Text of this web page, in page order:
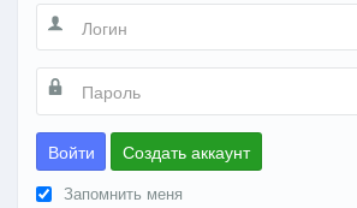
Войти Создать аккаунт
Запомнить меня